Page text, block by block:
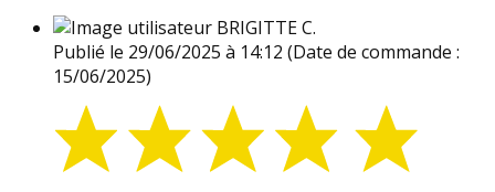
BRIGITTE C.
Publié le 29/06/2025 à 14:12 (Date de commande :
15/06/2025)